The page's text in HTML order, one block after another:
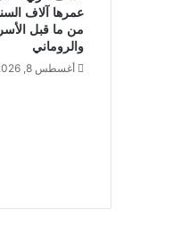
عمرها آلاف
من ما قبل
والروماني
أغسطس 8, 2026